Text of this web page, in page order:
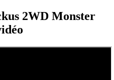
2WD Monster